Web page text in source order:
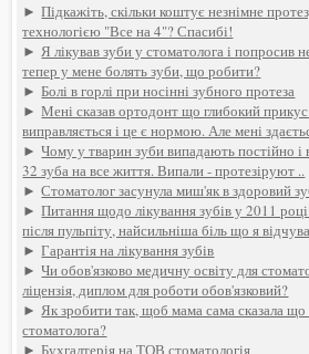
►Підкажіть, скільки коштує незнімне
технологією "Все на 4"? Спасибі!
►Я лікував зуби у стоматолога і попросив
тепер у мене болять зуби, що робити?
►Болі в горлі при носінні зубного протеза
►Мені сказав ортодонт що глибокий
виправляється і це є нормою. Але мені
►Чому у тварин зуби випадають постійно
32 зуба на все життя. Випали - протезіруют ..
►Стоматолог засунула миш'як в здоровий
►Питання щодо лікування зубів у 2011
після пульпіту, найсильніша біль що я
►Гарантія на лікування зубів
►Чи обов'язково медичну освіту для
ліцензія, диплом для роботи обов'язковий?
►Як зробити так, щоб мама сама сказала
стоматолога?
►Бухгалтерія на ТОВ стоматологія